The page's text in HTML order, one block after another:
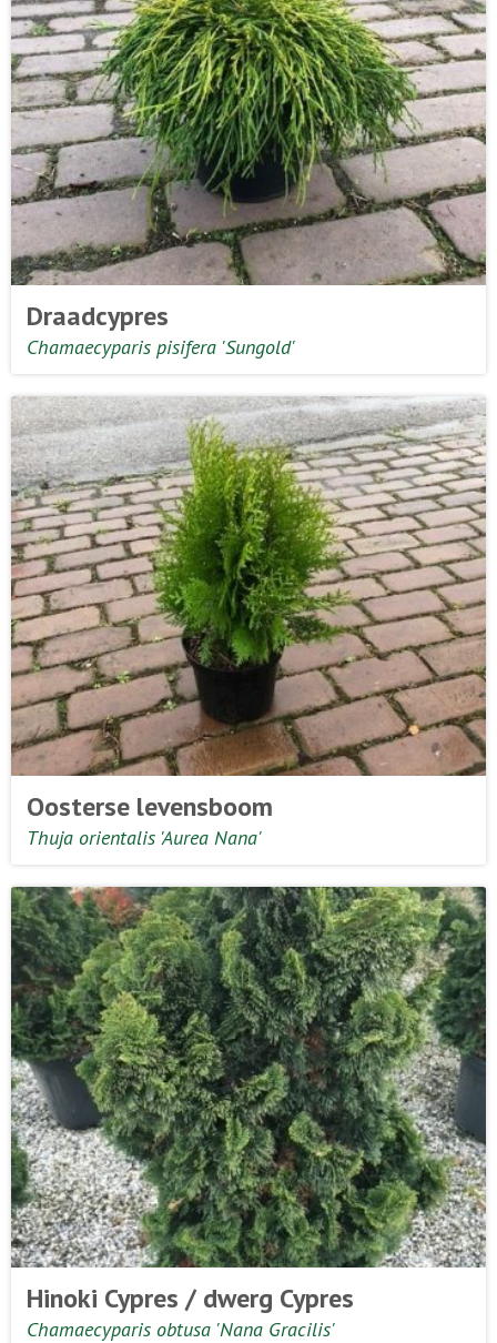
Draadcypres
Chamaecyparis pisifera 'Sungold'
Oosterse levensboom
Thuja orientalis 'Aurea Nana'
Hinoki Cypres / dwerg Cypres
Chamaecyparis obtusa 'Nana Gracilis'